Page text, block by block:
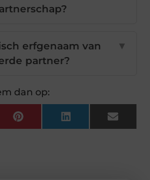
erfgenaam van
partner?
▼
dan op:
PinterestLinkedInEmail